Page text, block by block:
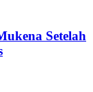
Setelah